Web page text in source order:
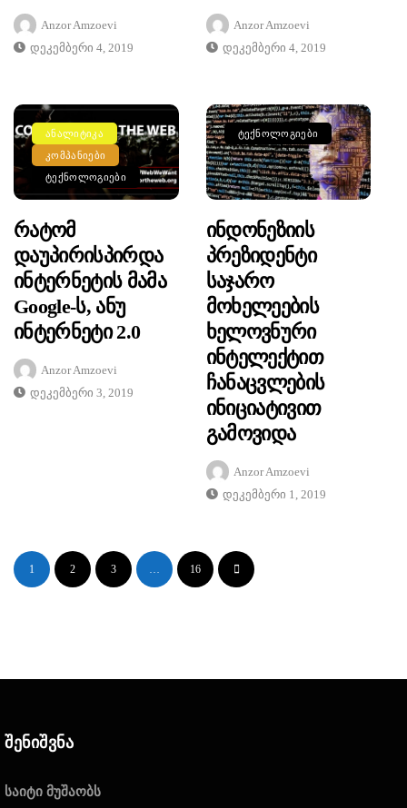
Anzor Amzoevi
Დეკემბერი 4, 2019
Anzor Amzoevi
Დეკემბერი 4, 2019
ᲐᲜᲐᲚᲘᲢᲘᲙᲐ
ᲙᲝᲛᲞᲐᲜᲘᲔᲑᲘ
ᲢᲔᲥᲜᲝᲚᲝᲒᲘᲔᲑᲘ
Რატომ
Დაუპირისპირდა
Ინტერნეტის Მამა
Google-Ს, Ანუ
Ინტერნეტი 2.0
Anzor Amzoevi
Დეკემბერი 3, 2019
ᲢᲔᲥᲜᲝᲚᲝᲒᲘᲔᲑᲘ
Ინდონეზიის
Პრეზიდენტი
Საჯარო
Მოხელეების
Ხელოვნური
Ინტელექტით
Ჩანაცვლების
Ინიციატივით
Გამოვიდა
Anzor Amzoevi
Დეკემბერი 1, 2019
1 2 3 … 16
Შენიშვნა
საიტი მუშაობს